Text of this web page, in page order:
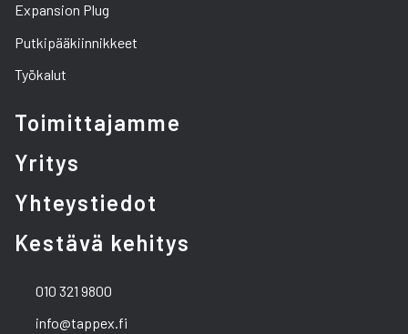
Expansion Plug
Putkipääkiinnikkeet
Työkalut
Toimittajamme
Yritys
Yhteystiedot
Kestävä kehitys
010 321 9800
info@tappex.fi